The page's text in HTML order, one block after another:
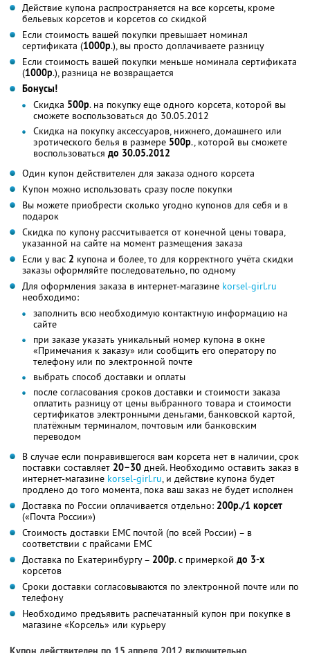
Действие купона распространяется на все корсеты, кроме
бельевых корсетов и корсетов со скидкой
Если стоимость вашей покупки превышает номинал
сертификата (1000р.), вы просто доплачиваете разницу
Если стоимость вашей покупки меньше номинала сертификата
(1000р.), разница не возвращается
Бонусы!
Скидка 500р. на покупку еще одного корсета, которой вы
сможете воспользоваться до 30.05.2012
Скидка на покупку аксессуаров, нижнего, домашнего или
эротического белья в размере 500р., которой вы сможете
воспользоваться до 30.05.2012
Один купон действителен для заказа одного корсета
Купон можно использовать сразу после покупки
Вы можете приобрести сколько угодно купонов для себя и в
подарок
Скидка по купону рассчитывается от конечной цены товара,
указанной на сайте на момент размещения заказа
Если у вас 2 купона и более, то для корректного учёта скидки
заказы оформляйте последовательно, по одному
Для оформления заказа в интернет-магазине korsel-girl.ru
необходимо:
заполнить всю необходимую контактную информацию на
сайте
при заказе указать уникальный номер купона в окне
«Примечания к заказу» или сообщить его оператору по
телефону или по электронной почте
выбрать способ доставки и оплаты
после согласования сроков доставки и стоимости заказа
оплатить разницу от цены выбранного товара и стоимости
сертификатов электронными деньгами, банковской картой,
платёжным терминалом, почтовым или банковским
переводом
В случае если понравившегося вам корсета нет в наличии, срок
поставки составляет 20–30 дней. Необходимо оставить заказ в
интернет-магазине korsel-girl.ru, и действие купона будет
продлено до того момента, пока ваш заказ не будет исполнен
Доставка по России оплачивается отдельно: 200р./1 корсет
(«Почта России»)
Стоимость доставки ЕМС почтой (по всей России) – в
соответствии с прайсами ЕМС
Доставка по Екатеринбургу – 200р. с примеркой до 3-х
корсетов
Сроки доставки согласовываются по электронной почте или по
телефону
Необходимо предъявить распечатанный купон при покупке в
магазине «Корсель» или курьеру